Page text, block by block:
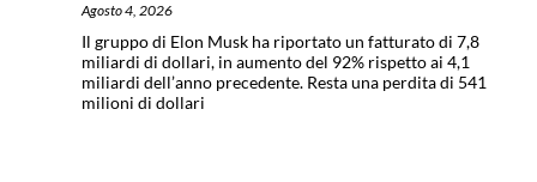
Agosto 4, 2026
Il gruppo di Elon Musk ha riportato un fatturato di 7,8
miliardi di dollari, in aumento del 92% rispetto ai 4,1
miliardi dell’anno precedente. Resta una perdita di 541
milioni di dollari